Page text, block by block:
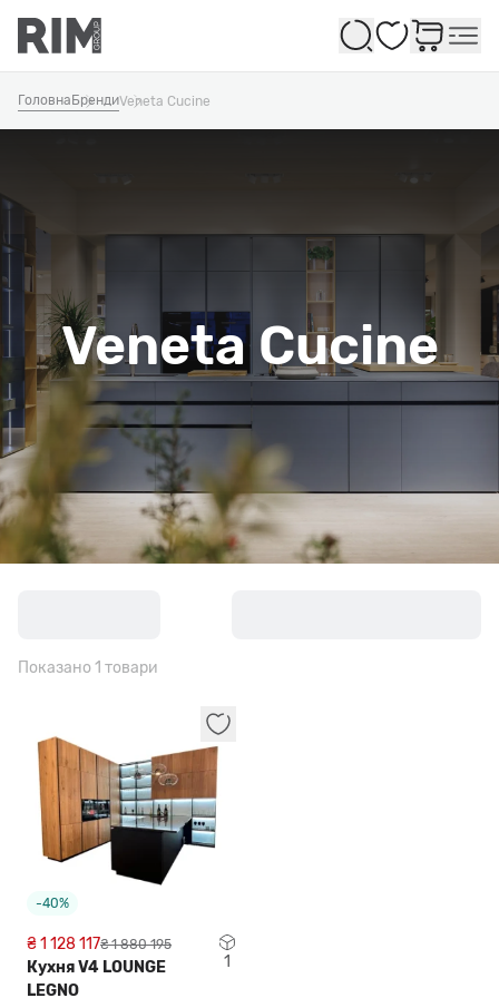
Обране
Veneta Cucine
Головна БрендиVeneta Cucine
Показано 1 товари
-40%
₴ 1 128 117₴ 1 880 195
Кухня V4 LOUNGE
LEGNO
1